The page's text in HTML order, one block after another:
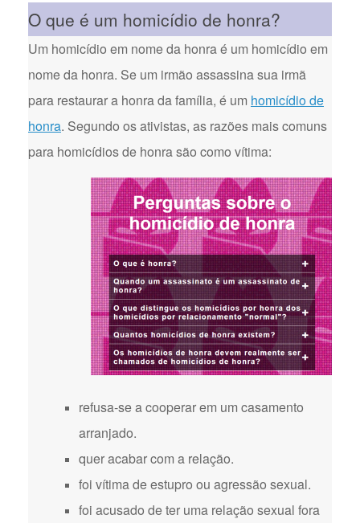
O que é um homicídio de honra?
Um homicídio em nome da honra é um homicídio em
nome da honra. Se um irmão assassina sua irmã
para restaurar a honra da família, é um homicídio de
honra. Segundo os ativistas, as razões mais comuns
para homicídios de honra são como vítima:
refusa-se a cooperar em um casamento
arranjado.
quer acabar com a relação.
foi vítima de estupro ou agressão sexual.
foi acusado de ter uma relação sexual fora